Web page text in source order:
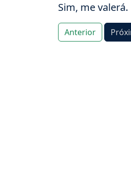
Sim, me valerá.
Anterior